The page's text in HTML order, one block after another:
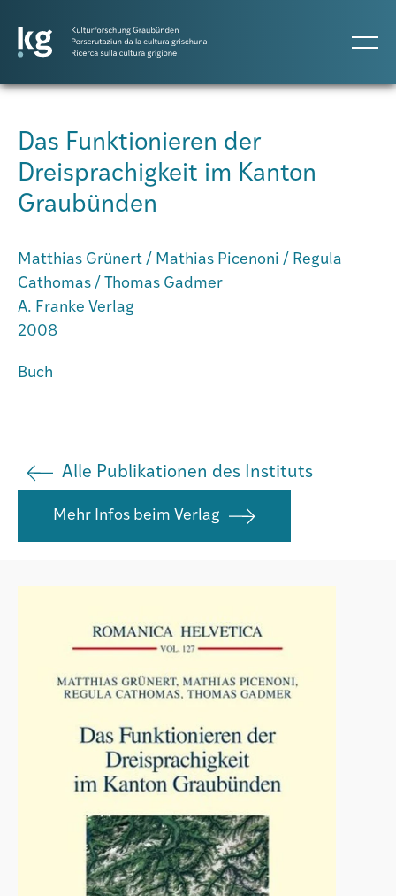
Atlas GR
Publikationen
Personen
Institut
Das Funktionieren der
Dreisprachigkeit im Kanton
Graubünden
Matthias Grünert / Mathias Picenoni / Regula
Cathomas / Thomas Gadmer
A. Franke Verlag
2008
Buch
Alle Publikationen des Instituts
Mehr Infos beim Verlag